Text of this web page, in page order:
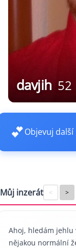
davjih 52
💕Objevuj
Můj inzerát < >
Ahoj, hledám jehlu
nějakou normální